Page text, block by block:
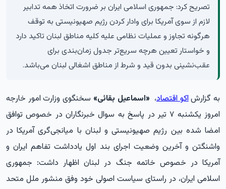
تصریح کرد: جمهوری اسلامی ایران بر ضرورت اتخاذ همه تدابیر
لازم از سوی آمریکا برای وادار کردن رژیم صهیونیستی به توقف
هرگونه تجاوز و عملیات نظامی علیه کلیه مناطق لبنان تاکید دارد
و خواستار تعیین هرچه سریع‌تر جدول زمان‌بندی برای
عقب‌نشینی بدون قید و شرط از مناطق اشغالی لبنان می‌باشد.
به گزارشاکو اقتصاد، «اسماعیل بقائی» سخنگوی وزارت امور خارجه
امروز یکشنبه ۷ تیر در پاسخ به سوال خبرنگاران در خصوص توافق
امضا شده بین رژیم صهیونیستی و لبنان با میانجی‌گری آمریکا در
واشنگتن و آخرین وضعیت اجرای بند اول یادداشت تفاهم ایران و
آمریکا در خصوص خاتمه جنگ در لبنان اظهار داشت: جمهوری
اسلامی ایران، در راستای سیاست اصولی خود وفق منشور ملل متحد